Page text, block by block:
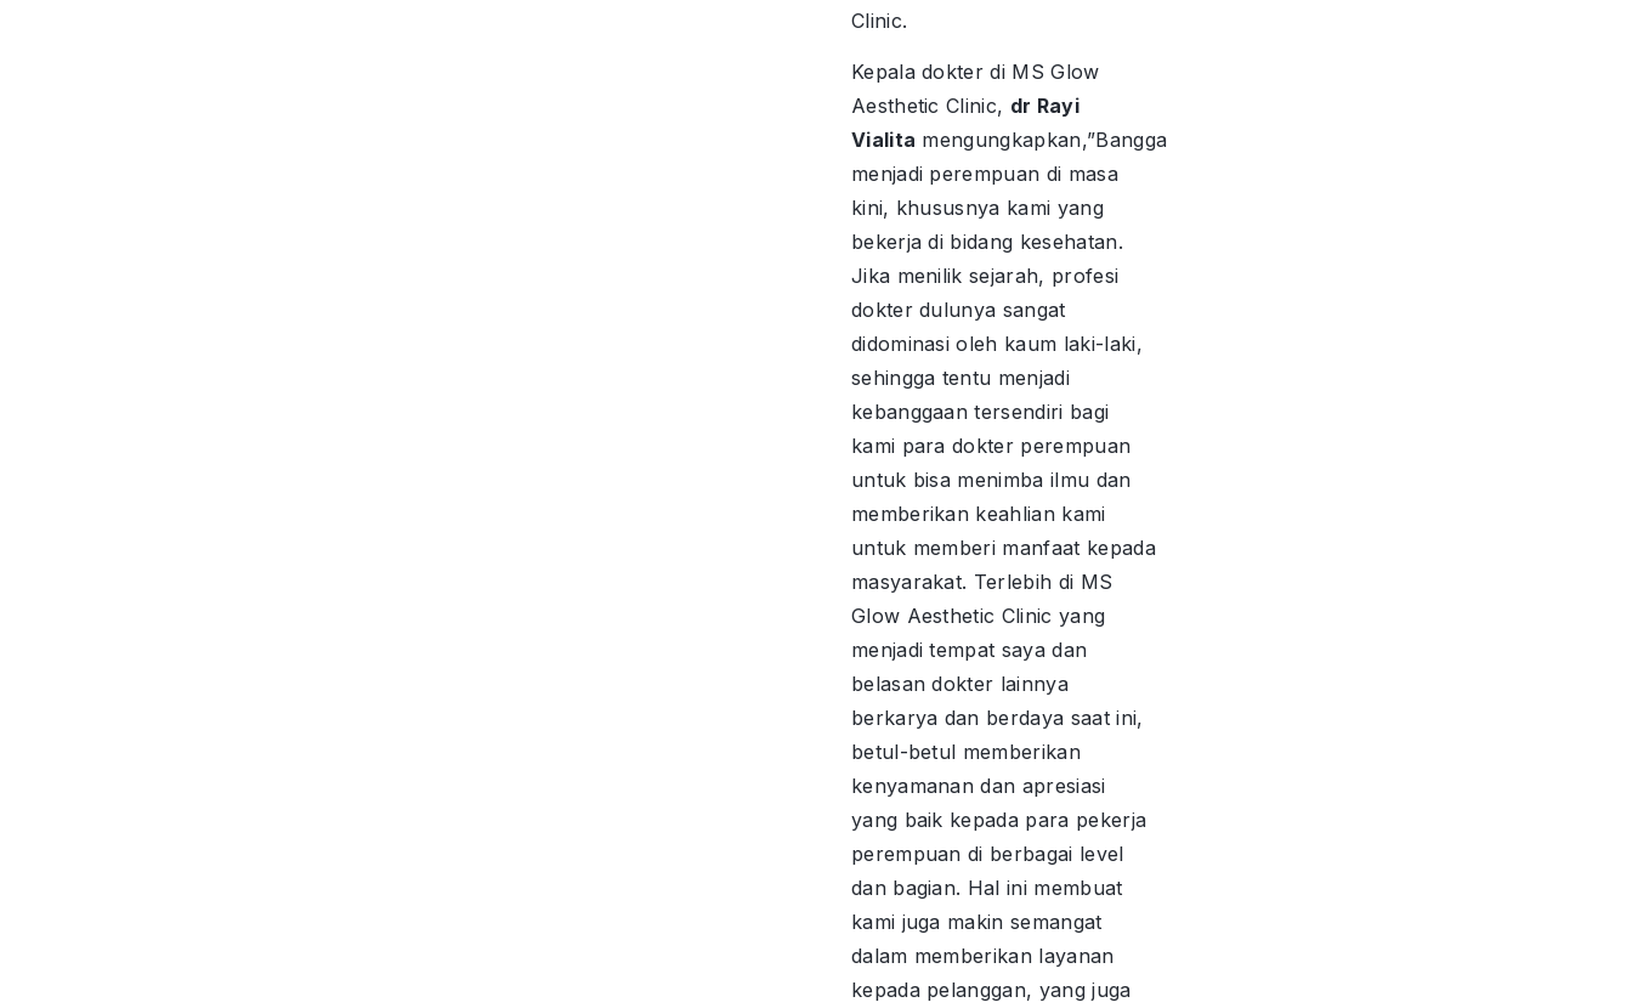
Clinic.
Kepala dokter di MS Glow
Aesthetic Clinic, dr Rayi
Vialita mengungkapkan,”Bangga
menjadi perempuan di masa
kini, khususnya kami yang
bekerja di bidang kesehatan.
Jika menilik sejarah, profesi
dokter dulunya sangat
didominasi oleh kaum laki-laki,
sehingga tentu menjadi
kebanggaan tersendiri bagi
kami para dokter perempuan
untuk bisa menimba ilmu dan
memberikan keahlian kami
untuk memberi manfaat kepada
masyarakat. Terlebih di MS
Glow Aesthetic Clinic yang
menjadi tempat saya dan
belasan dokter lainnya
berkarya dan berdaya saat ini,
betul-betul memberikan
kenyamanan dan apresiasi
yang baik kepada para pekerja
perempuan di berbagai level
dan bagian. Hal ini membuat
kami juga makin semangat
dalam memberikan layanan
kepada pelanggan, yang juga